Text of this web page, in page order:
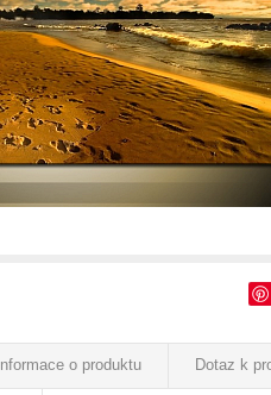
Informace o produktu Dotaz k